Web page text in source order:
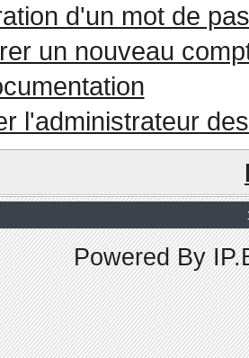
d'un mot de
un nouveau
l'administrateur
Powered By